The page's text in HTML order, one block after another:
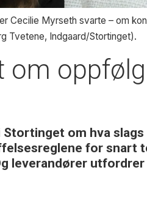
Cecilie Myrseth svarte – om
Tvetene, Indgaard/Stortinget).
om hva
for snart
leverandører